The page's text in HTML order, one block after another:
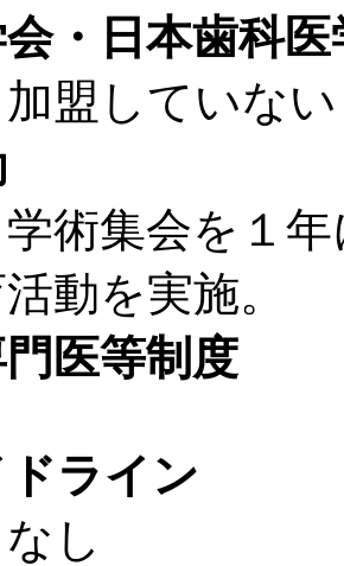
会・日本歯科
ていない
を１年に
動を実施。
医等制度
ライン